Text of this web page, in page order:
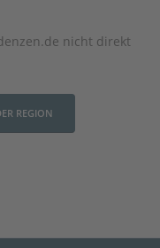
nicht direkt
REGION